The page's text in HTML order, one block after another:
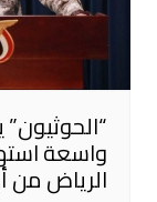
واسعة
الرياض